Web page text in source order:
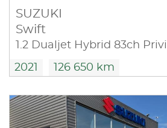
SUZUKI
Swift
1.2 Dualjet Hybrid 83ch
2021 126 650 km